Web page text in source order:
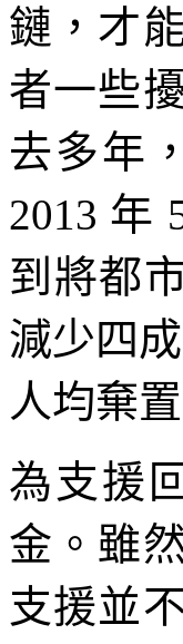
鏈，才
者一些
去多年
2013 年
到將都
減少四
人均棄
為支援
金。雖
支援並